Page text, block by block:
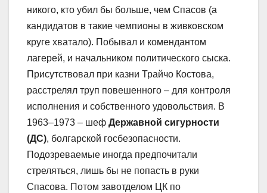
никого, кто убил бы больше, чем Спасов (а
кандидатов в такие чемпионы в живковском
круге хватало). Побывал и комендантом
лагерей, и начальником политического сыска.
Присутствовал при казни Трайчо Костова,
расстрелял труп повешенного – для контроля
исполнения и собственного удовольствия. В
1963–1973 – шеф Державной сигурности
(ДС), болгарской госбезопасности.
Подозреваемые иногда предпочитали
стреляться, лишь бы не попасть в руки
Спасова. Потом завотделом ЦК по